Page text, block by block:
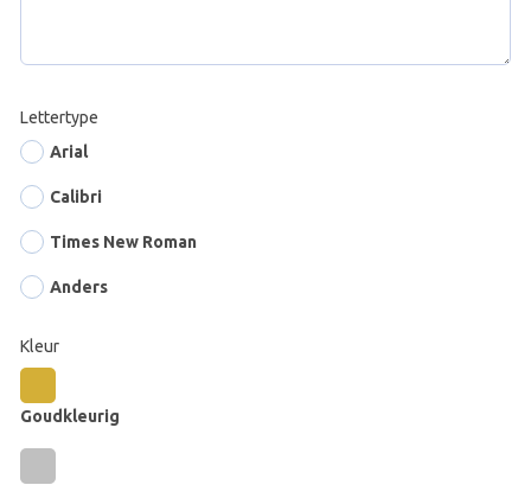
Lettertype
Arial
Calibri
Times New Roman
Anders
Kleur
Goudkleurig